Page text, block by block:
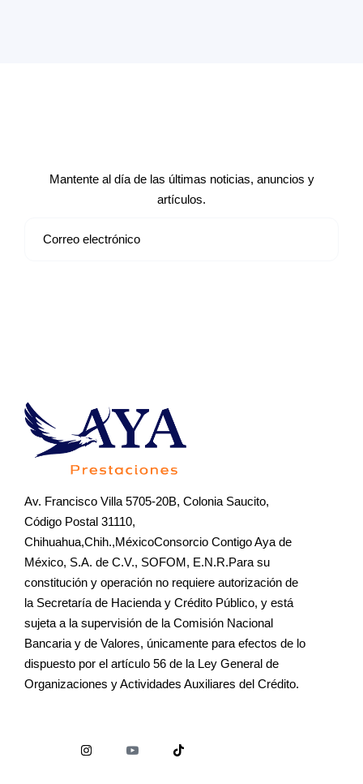
Mantente al día de las últimas noticias, anuncios y
artículos.
Av. Francisco Villa 5705-20B, Colonia Saucito,
Código Postal 31110,
Chihuahua,Chih.,MéxicoConsorcio Contigo Aya de
México, S.A. de C.V., SOFOM, E.N.R.Para su
constitución y operación no requiere autorización de
la Secretaría de Hacienda y Crédito Público, y está
sujeta a la supervisión de la Comisión Nacional
Bancaria y de Valores, únicamente para efectos de lo
dispuesto por el artículo 56 de la Ley General de
Organizaciones y Actividades Auxiliares del Crédito.